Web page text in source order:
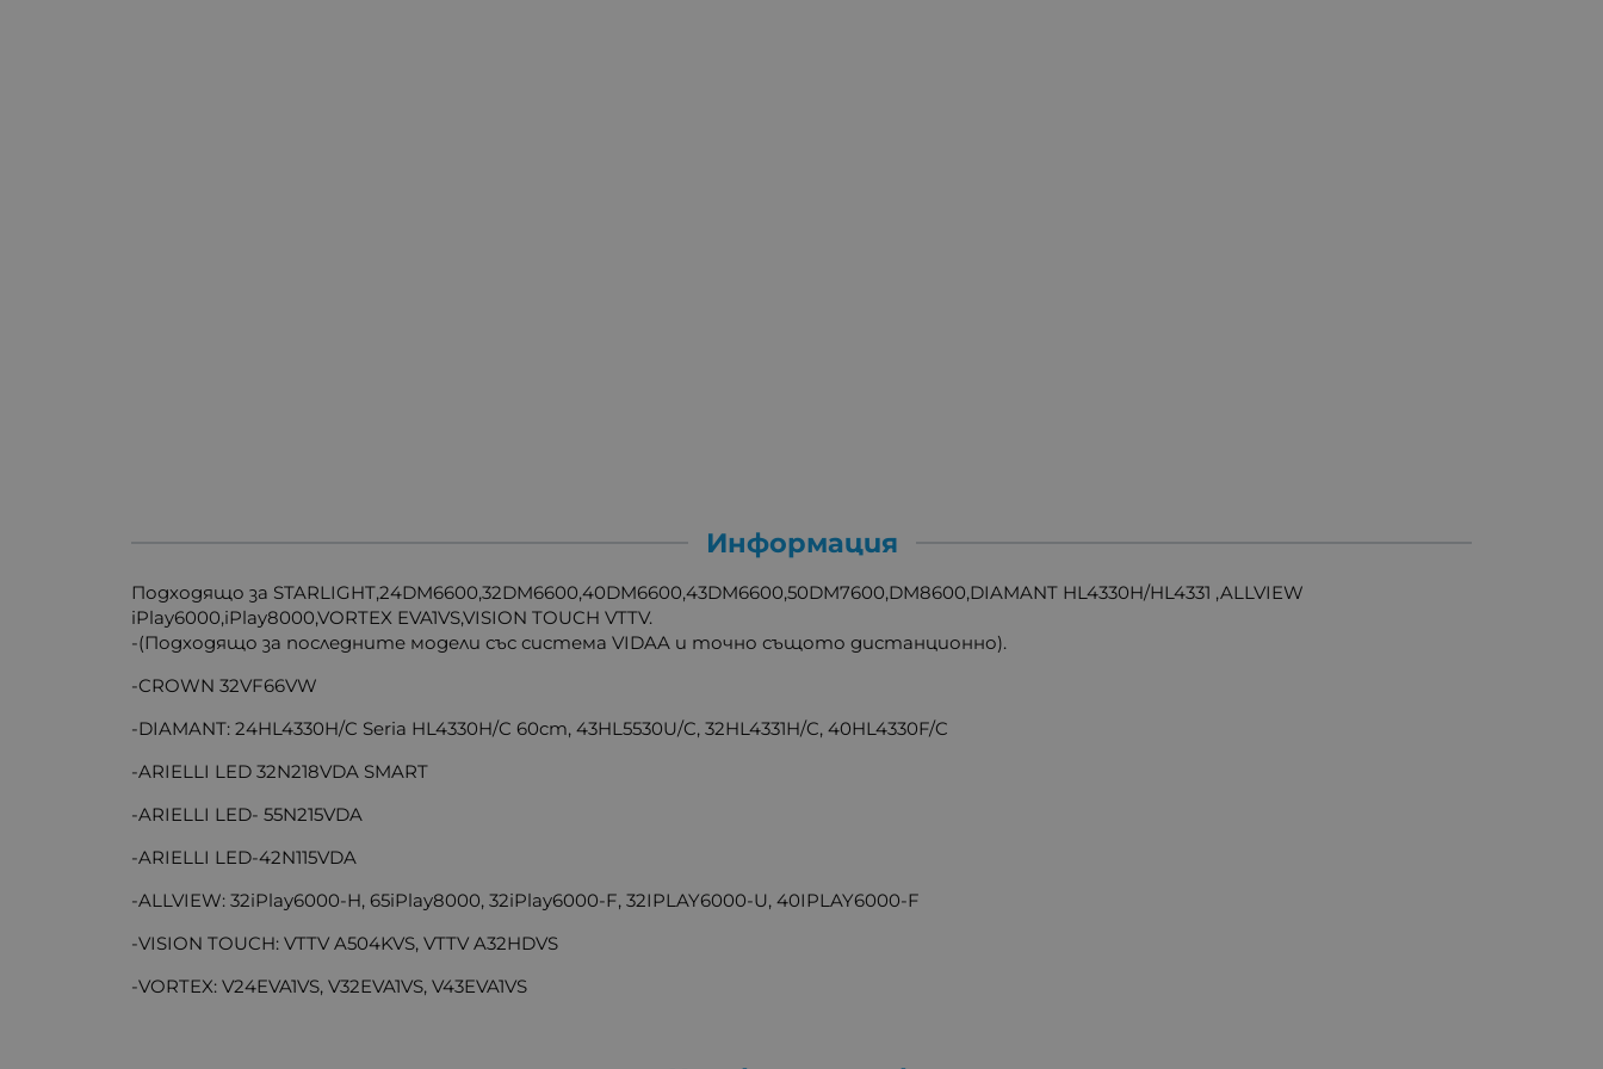
Информация
Подходящо за STARLIGHT,24DM6600,32DM6600,40DM6600,43DM6600,50DM7600,DM8600,DIAMANT HL4330H/HL4331 ,ALLVIEW
iPlay6000,iPlay8000,VORTEX EVA1VS,VISION TOUCH VTTV.
-(Подходящо за последните модели със система VIDAA и точно същото дистанционно).
-CROWN 32VF66VW
-DIAMANT: 24HL4330H/C Seria HL4330H/C 60cm, 43HL5530U/C, 32HL4331H/C, 40HL4330F/C
-ARIELLI LED 32N218VDA SMART
-ARIELLI LED- 55N215VDA
-ARIELLI LED-42N115VDA
-ALLVIEW: 32iPlay6000-H, 65iPlay8000, 32iPlay6000-F, 32IPLAY6000-U, 40IPLAY6000-F
-VISION TOUCH: VTTV A504KVS, VTTV A32HDVS
-VORTEX: V24EVA1VS, V32EVA1VS, V43EVA1VS